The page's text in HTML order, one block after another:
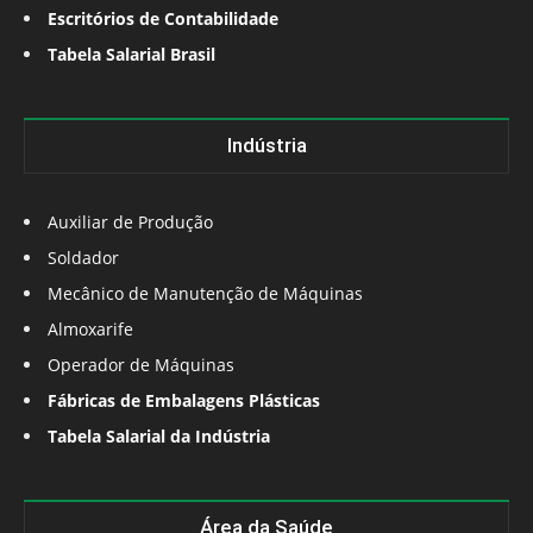
Escritórios de Contabilidade
Tabela Salarial Brasil
Indústria
Auxiliar de Produção
Soldador
Mecânico de Manutenção de Máquinas
Almoxarife
Operador de Máquinas
Fábricas de Embalagens Plásticas
Tabela Salarial da Indústria
Área da Saúde